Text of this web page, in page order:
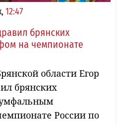
12:47
брянских
на чемпионате
области Егор
брянских
России по